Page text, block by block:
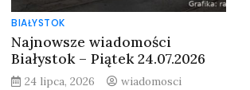
BIAŁYSTOK
Najnowsze wiadomości
Białystok – Piątek 24.07.2026
24 lipca, 2026 wiadomosci